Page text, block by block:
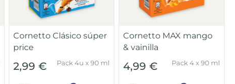
Cornetto Clásico súper
price
2,99 € Pack 4u x 90 ml
Cornetto MAX mango
& vainilla
4,99 € Pack 4 x 90 ml